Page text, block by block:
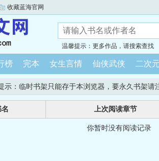
收藏蓝海官网
温馨提示：更多作品，请搜索查找
榜 完本 女生言情 仙侠武侠 二次
示：临时书架只能存于本浏览器，要永久书架
名 上次阅读章节
你暂时没有阅读记录